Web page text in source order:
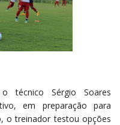
técnico Sérgio Soares
em preparação para
o treinador testou opções